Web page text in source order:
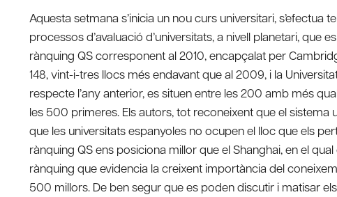
Aquesta setmana s’inicia un nou curs universitari,
processos d’avaluació d’universitats, a nivell planetari, que
rànquing QS corresponent al 2010, encapçalat per
148, vint-i-tres llocs més endavant que al 2009, i la
respecte l’any anterior, es situen entre les 200 amb més
les 500 primeres. Els autors, tot reconeixent que el
que les universitats espanyoles no ocupen el lloc que els
rànquing QS ens posiciona millor que el Shanghai, en el
rànquing que evidencia la creixent importància del
500 millors. De ben segur que es poden discutir i matisar